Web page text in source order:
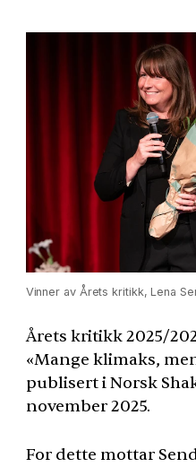
Vinner av Årets kritikk, Lena
Årets kritikk 2025/
«Mange klimaks,
publisert i Norsk
november 2025.
For dette mottar